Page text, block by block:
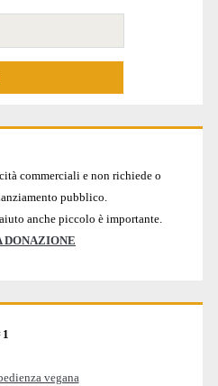
commerciali e non richiede o
pubblico.
anche piccolo è importante.
DONAZIONE